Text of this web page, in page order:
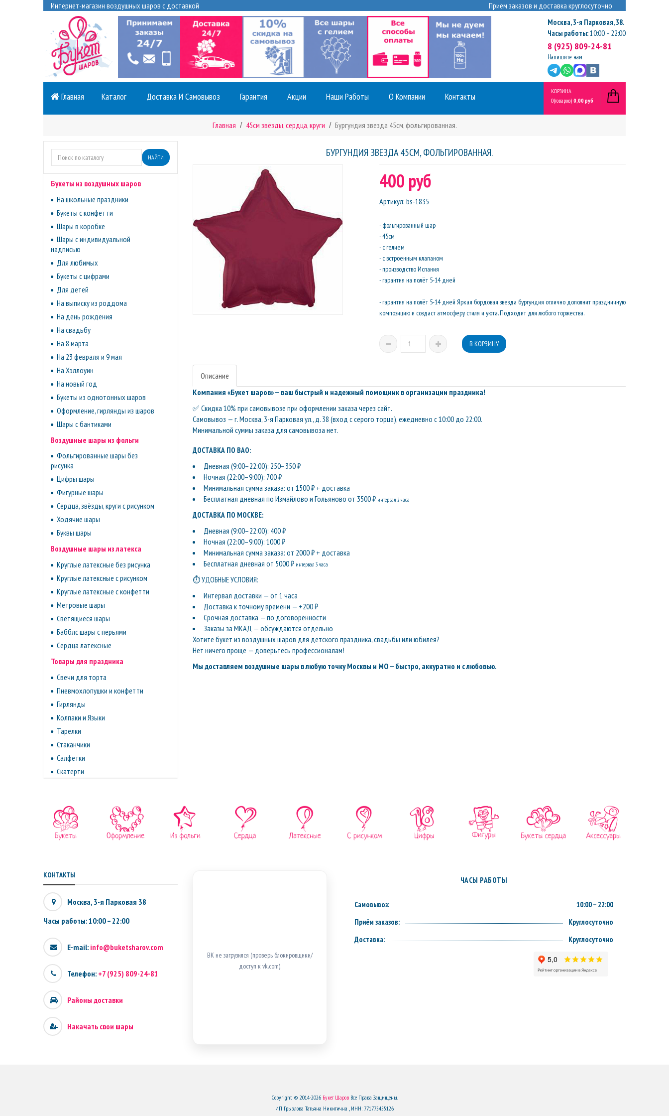
Интернет-магазин воздушных шаров с доставкой Приём заказов и доставка круглосуточно
Москва,3-я Парковая, 38.
Часы работы:10:00 – 22:00
8 (925) 809-24-81
Напишите нам
Главная Каталог Доставка И Самовывоз Гарантия Акции Наши Работы О Компании Контакты
КОРЗИНА
0(товаров) 0,00 руб
Главная 45см звёзды, сердца, круги Бургундия звезда 45см, фольгированная.
НАЙТИ
Букеты из воздушных шаров
На школьные праздники
Букеты с конфетти
Шары в коробке
Шары с индивидуальной
надписью
Для любимых
Букеты с цифрами
Для детей
На выписку из роддома
На день рождения
На свадьбу
На 8 марта
На 23 февраля и 9 мая
На Хэллоуин
На новый год
Букеты из однотонных шаров
Оформление, гирлянды из шаров
Шары с бантиками
Воздушные шары из фольги
Фольгированные шары без
рисунка
Цифры шары
Фигурные шары
Сердца, звёзды, круги с рисунком
Ходячие шары
Буквы шары
Воздушные шары из латекса
Круглые латексные без рисунка
Круглые латексные с рисунком
Круглые латексные с конфетти
Метровые шары
Светящиеся шары
Бабблс шары с перьями
Сердца латексные
Товары для праздника
Свечи для торта
Пневмохлопушки и конфетти
Гирлянды
Колпаки и Языки
Тарелки
Стаканчики
Салфетки
Скатерти
БУРГУНДИЯ ЗВЕЗДА 45СМ, ФОЛЬГИРОВАННАЯ.
400 руб
Артикул: bs-1835
- фольгированный шар
- 45см
- с гелием
- с встроенным клапаном
- производство Испания
- гарантия на полёт 5-14 дней
- гарантия на полёт 5-14 дней Яркая бордовая звезда бургундия отлично дополнит праздничную
композицию и создаст атмосферу стиля и уюта. Подходит для любого торжества.
Описание
Компания «Букет шаров» — ваш быстрый и надежный помощник в организации праздника!
✅ Скидка 10% при самовывозе при оформлении заказа через сайт.
Самовывоз — г. Москва, 3-я Парковая ул., д. 38 (вход с серого торца), ежедневно с 10:00 до 22:00.
Минимальной суммы заказа для самовывоза нет.
ДОСТАВКА ПО ВАО:
Дневная (9:00–22:00): 250–350 ₽
Ночная (22:00–9:00): 700 ₽
Минимальная сумма заказа: от 1500 ₽ + доставка
Бесплатная дневная по Измайлово и Гольяново от 3500 ₽ интервал 2 часа
ДОСТАВКА ПО МОСКВЕ:
Дневная (9:00–22:00): 400 ₽
Ночная (22:00–9:00): 1000 ₽
Минимальная сумма заказа: от 2000 ₽ + доставка
Бесплатная дневная от 5000 ₽ интервал 3 часа
⏱ УДОБНЫЕ УСЛОВИЯ:
Интервал доставки — от 1 часа
Доставка к точному времени — +200 ₽
Срочная доставка — по договорённости
Заказы за МКАД — обсуждаются отдельно
Хотите букет из воздушных шаров для детского праздника, свадьбы или юбилея?
Нет ничего проще — доверьтесь профессионалам!
Мы доставляем воздушные шары в любую точку Москвы и МО — быстро, аккуратно и с любовью.
КОНТАКТЫ
Москва, 3-я Парковая 38
Часы работы: 10:00 – 22:00
E-mail: info@buketsharov.com
Телефон: +7 (925) 809-24-81
Районы доставки
Накачать свои шары
ВК не загрузился (проверь блокировщики/
доступ к vk.com).
ЧАСЫ РАБОТЫ
Самовывоз:
10:00 – 22:00
Приём заказов:
Круглосуточно
Доставка:
Круглосуточно
Copyright © 2014-2026 Букет ШаровВсе Права Защищены.
ИП Грызлова Татьяна Никитична , ИНН: 771775455126